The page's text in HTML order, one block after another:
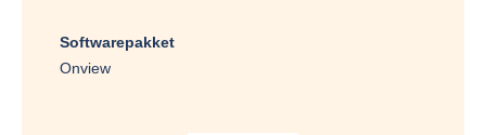
Softwarepakket
Onview